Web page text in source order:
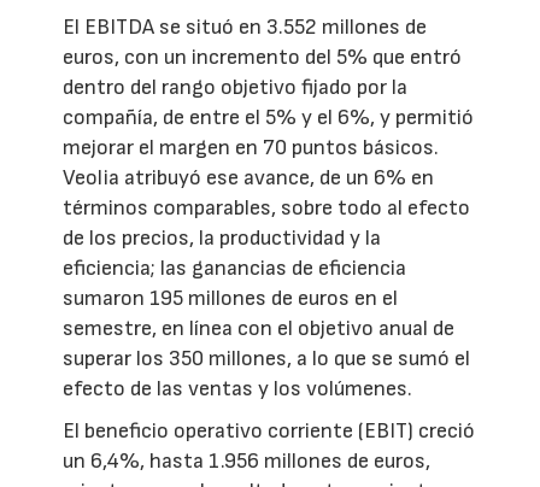
El EBITDA se situó en 3.552 millones de
euros, con un incremento del 5% que entró
dentro del rango objetivo fijado por la
compañía, de entre el 5% y el 6%, y permitió
mejorar el margen en 70 puntos básicos.
Veolia atribuyó ese avance, de un 6% en
términos comparables, sobre todo al efecto
de los precios, la productividad y la
eficiencia; las ganancias de eficiencia
sumaron 195 millones de euros en el
semestre, en línea con el objetivo anual de
superar los 350 millones, a lo que se sumó el
efecto de las ventas y los volúmenes.
El beneficio operativo corriente (EBIT) creció
un 6,4%, hasta 1.956 millones de euros,